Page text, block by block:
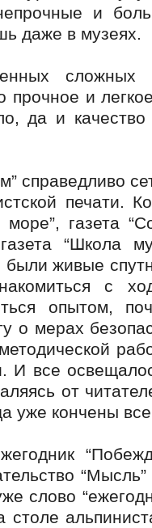
и
даже в музеях.
сложных
прочное и
да и
справедливо
печати.
газета
“Школа
живые
с
опытом,
о мерах
И все
от
уже кончены
слово
столе